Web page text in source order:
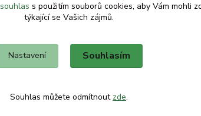
souhlas s použitím souborů cookies, aby Vám mohli
týkající se Vašich zájmů.
Nastavení Souhlasím
Souhlas můžete odmítnout zde.